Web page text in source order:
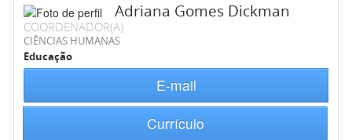
Adriana Gomes Dickman
COORDENADOR(A)
CIÊNCIAS HUMANAS
Educação
E-mail
Currículo